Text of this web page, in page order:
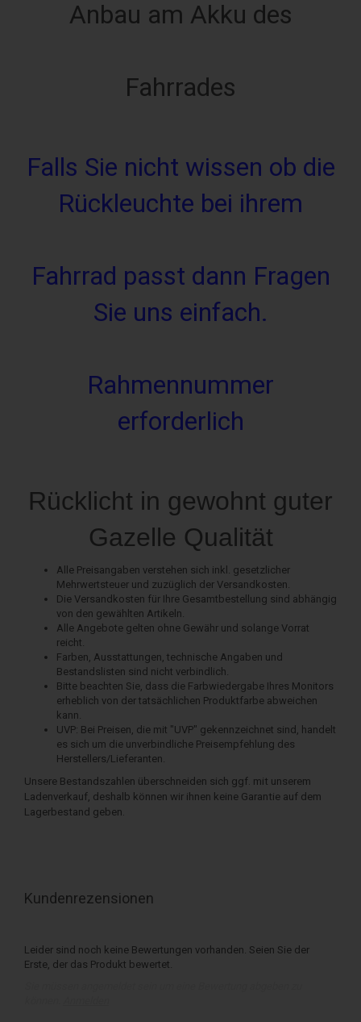
Anbau am Akku des
Fahrrades
Falls Sie nicht wissen ob die
Rückleuchte bei ihrem
Fahrrad passt dann Fragen
Sie uns einfach.
Rahmennummer
erforderlich
Rücklicht in gewohnt guter
Gazelle Qualität
Alle Preisangaben verstehen sich inkl. gesetzlicher
Mehrwertsteuer und zuzüglich der Versandkosten.
Die Versandkosten für Ihre Gesamtbestellung sind abhängig
von den gewählten Artikeln.
Alle Angebote gelten ohne Gewähr und solange Vorrat
reicht.
Farben, Ausstattungen, technische Angaben und
Bestandslisten sind nicht verbindlich.
Bitte beachten Sie, dass die Farbwiedergabe Ihres Monitors
erheblich von der tatsächlichen Produktfarbe abweichen
kann.
UVP: Bei Preisen, die mit "UVP" gekennzeichnet sind, handelt
es sich um die unverbindliche Preisempfehlung des
Herstellers/Lieferanten.
Unsere Bestandszahlen überschneiden sich ggf. mit unserem
Ladenverkauf, deshalb können wir ihnen keine Garantie auf dem
Lagerbestand geben.
Kundenrezensionen
Leider sind noch keine Bewertungen vorhanden. Seien Sie der
Erste, der das Produkt bewertet.